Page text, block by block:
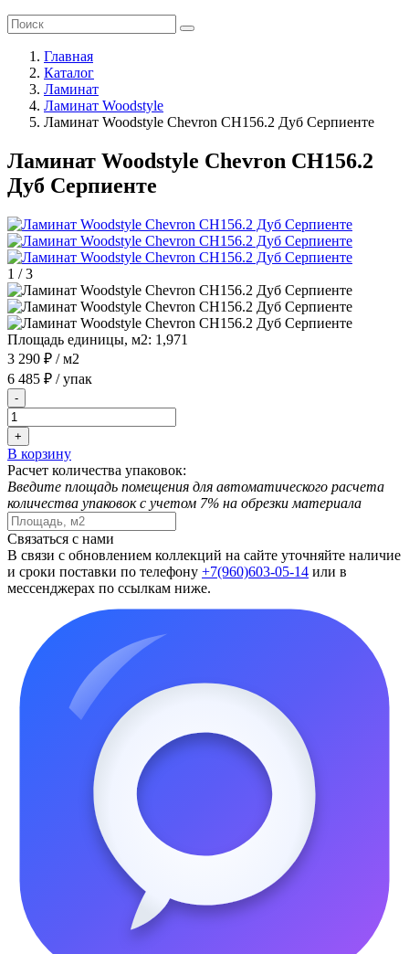
Главная
Каталог
Ламинат
Ламинат Woodstyle
Ламинат Woodstyle Chevron CH156.2 Дуб Серпиенте
Ламинат Woodstyle Chevron CH156.2
Дуб Серпиенте
1 /3
Площадь единицы, м2: 1,971
3 290 ₽ / м2
6 485 ₽ / упак
-
+
В корзину
Расчет количества упаковок:
Введите площадь помещения для автоматического расчета
количества упаковок с учетом 7% на обрезки материала
Связаться с нами
В связи с обновлением коллекций на сайте уточняйте наличие
и сроки поставки по телефону +7(960)603-05-14 или в
мессенджерах по ссылкам ниже.